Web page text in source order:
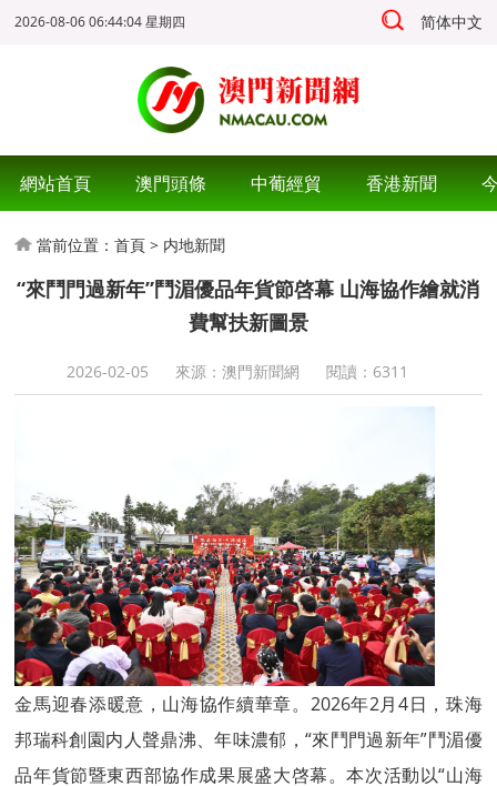
2026-08-06 06:44:04 星期四 简体中文
網站首頁 澳門頭條 中葡經貿 香港新聞
當前位置：首頁 > 内地新聞
“來鬥門過新年”鬥湄優品年貨節啓幕 山海協作繪就消
費幫扶新圖景
2026-02-05 來源：澳門新聞網 閱讀： 6311
金馬迎春添暖意，山海協作續華章。2026年2月4日，珠海
邦瑞科創園内人聲鼎沸、年味濃郁，“來鬥門過新年”鬥湄優
品年貨節暨東西部協作成果展盛大啓幕。本次活動以“山海